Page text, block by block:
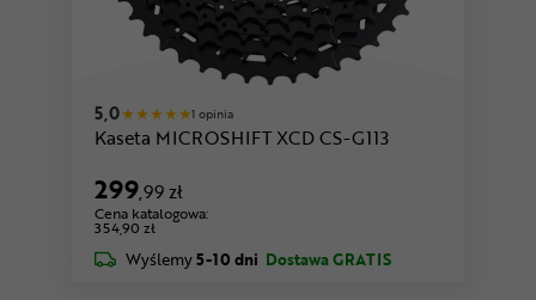
5,0 1 opinia
Kaseta MICROSHIFT XCD CS-G113
299,99 zł
Cena katalogowa:
354,90 zł
Wyślemy5-10 dni Dostawa GRATIS